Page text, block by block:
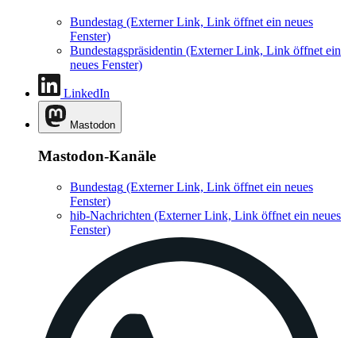
Bundestag (Externer Link, Link öffnet ein neues
Fenster)
Bundestagspräsidentin (Externer Link, Link öffnet ein
neues Fenster)
LinkedIn
Mastodon
Mastodon-Kanäle
Bundestag (Externer Link, Link öffnet ein neues
Fenster)
hib-Nachrichten (Externer Link, Link öffnet ein neues
Fenster)